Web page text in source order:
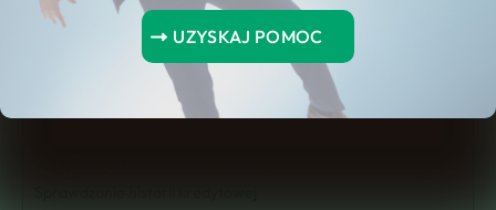
UZYSKAJ POMOC
Spis Treści
Podsumowanie kluczowych kwestii
Zrozumienie zdolności kredytowej
Porównanie ofert pożyczek gotówkowych